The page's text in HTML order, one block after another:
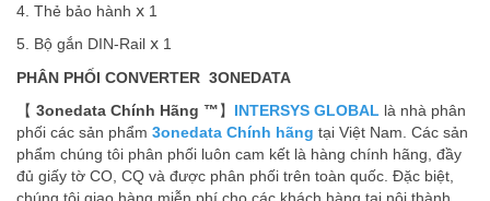
4. Thẻ bảo hành ⅹ 1
5. Bộ gắn DIN-Rail ⅹ 1
PHÂN PHỐI CONVERTER 3ONEDATA
【 3onedata Chính Hãng ™】 INTERSYS GLOBAL là nhà phân
phối các sản phẩm 3onedata Chính hãng tại Việt Nam. Các sản
phẩm chúng tôi phân phối luôn cam kết là hàng chính hãng, đầy
đủ giấy tờ CO, CQ và được phân phối trên toàn quốc. Đặc biệt,